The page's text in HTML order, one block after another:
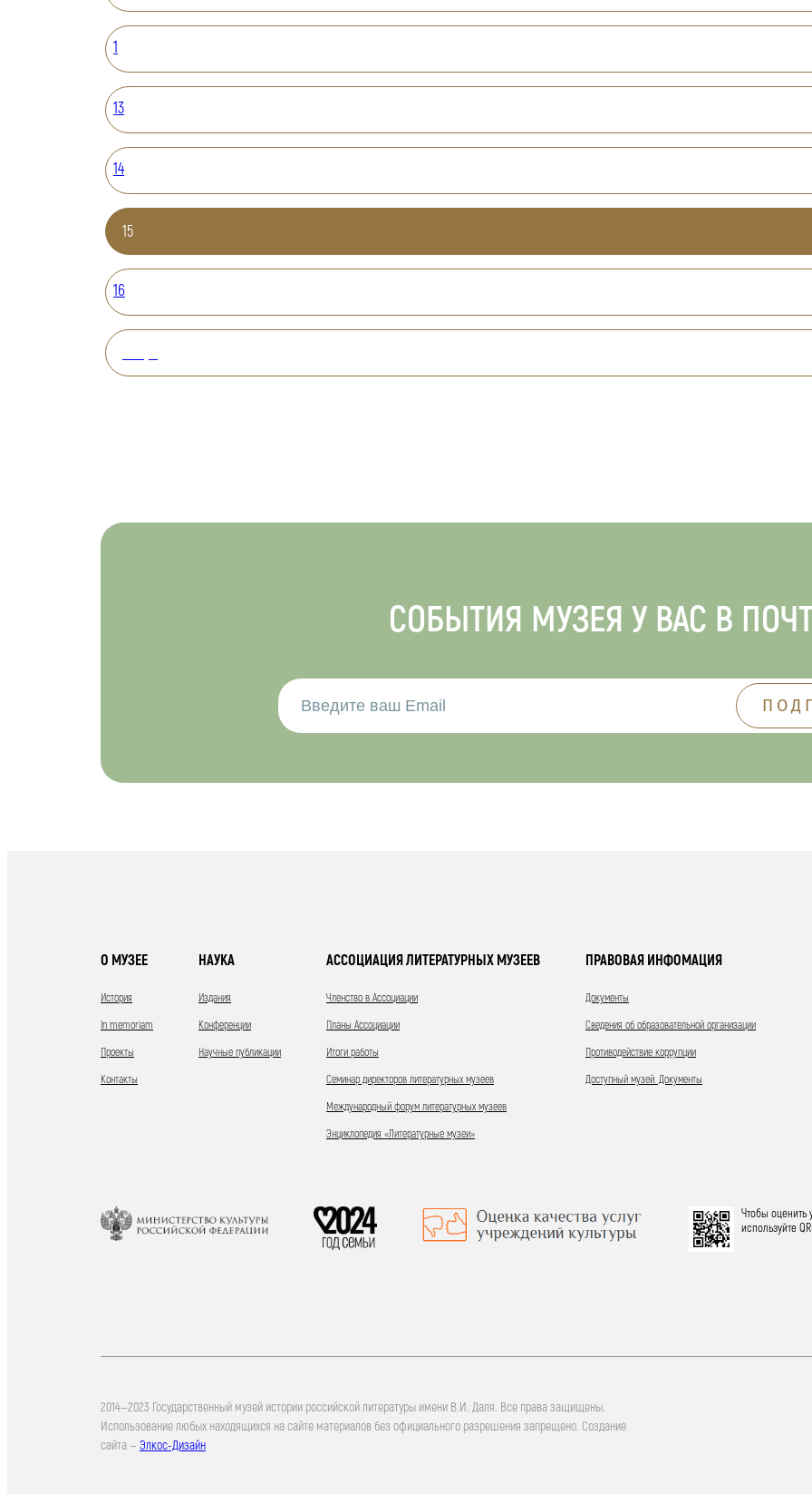
1
13
14
15
16
СОБЫТИЯ МУЗЕЯ У ВАС В
О МУЗЕЕ
История
In memoriam
Проекты
Контакты
НАУКА
Издания
Конференции
Научные публикации
АССОЦИАЦИЯ ЛИТЕРАТУРНЫХ МУЗЕЕВ
Членство в Ассоциации
Планы Ассоциации
Итоги работы
Семинар директоров литературных музеев
Международный форум литературных музеев
Энциклопедия «Литературные музеи»
ПРАВОВАЯ ИНФОМАЦИЯ
Документы
Сведения об образовательной организации
Противодействие коррупции
Доступный музей. Документы
Чтобы оценить
используйте
2014—2023 Государственный музей истории российской литературы имени В.И. Даля. Все права защищены.
Использование любых находящихся на сайте материалов без официального разрешения запрещено. Создание
сайта — Элкос-Дизайн